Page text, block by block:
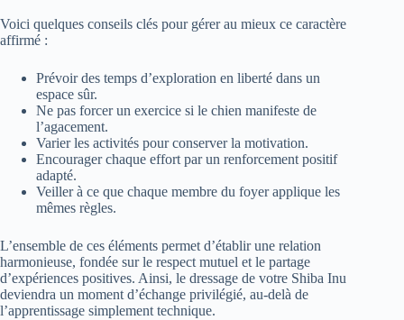
Voici quelques conseils clés pour gérer au mieux ce caractère
affirmé :
Prévoir des temps d’exploration en liberté dans un
espace sûr.
Ne pas forcer un exercice si le chien manifeste de
l’agacement.
Varier les activités pour conserver la motivation.
Encourager chaque effort par un renforcement positif
adapté.
Veiller à ce que chaque membre du foyer applique les
mêmes règles.
L’ensemble de ces éléments permet d’établir une relation
harmonieuse, fondée sur le respect mutuel et le partage
d’expériences positives. Ainsi, le dressage de votre Shiba Inu
deviendra un moment d’échange privilégié, au-delà de
l’apprentissage simplement technique.